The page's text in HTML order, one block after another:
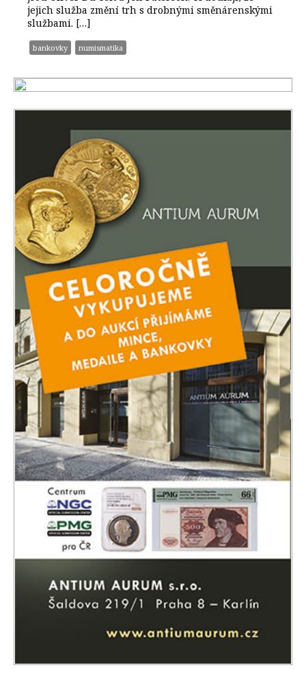
jejich služba změní trh s drobnými směnárenskými
službami. […]
bankovky numismatika